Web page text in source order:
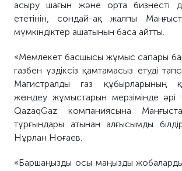
асыру шағын және орта бизнесті
ететінін, сондай-ақ жалпы
мүмкіндіктер ашатынын баса айтты.
«Мемлекет басшысы жұмыс сапары
газбен үздіксіз қамтамасыз етуді
Магистралды газ құбырларының
жөндеу жұмыстарын мерзімінде әрі
QazaqGaz компаниясына
тұрғындары атынан алғысымды
Нұрлан Ноғаев.
«Баршаңызды осы маңызды